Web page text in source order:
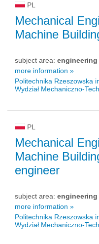
PL
Mechanical
Machine
subject area:
more information »
Politechnika Rzeszowska
Wydział Mechaniczno-
PL
Mechanical
Machine
engineer
subject area:
more information »
Politechnika Rzeszowska
Wydział Mechaniczno-